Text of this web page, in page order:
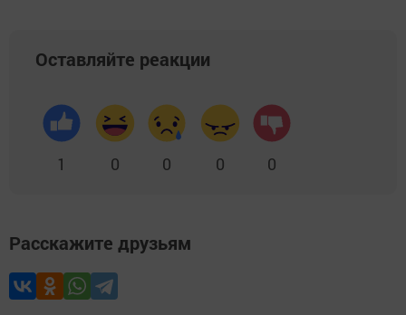
Оставляйте реакции
1 0 0 0 0
Расскажите друзьям